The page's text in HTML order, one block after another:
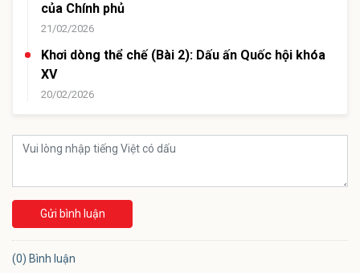
của Chính phủ
21/02/2026
Khơi dòng thể chế (Bài 2): Dấu ấn Quốc hội khóa
XV
20/02/2026
Gửi bình luận
(0) Bình luận